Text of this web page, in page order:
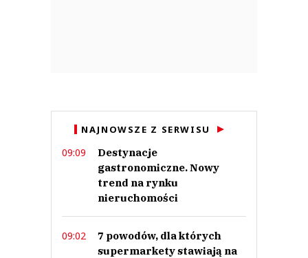
NAJNOWSZE Z SERWISU
09:09
Destynacje
gastronomiczne. Nowy
trend na rynku
nieruchomości
09:02
7 powodów, dla których
supermarkety stawiają na